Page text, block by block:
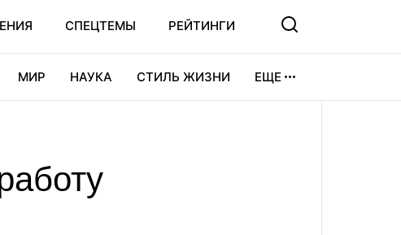
СПЕЦТЕМЫ РЕЙТИНГИ
МИР НАУКА СТИЛЬ ЖИЗНИ ЕЩЕ